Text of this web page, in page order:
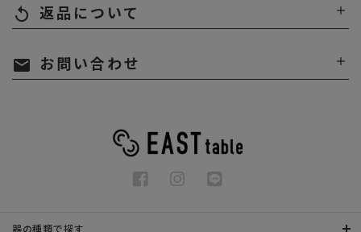
replay 返品について
mail お問い合わせ
器の種類で探す